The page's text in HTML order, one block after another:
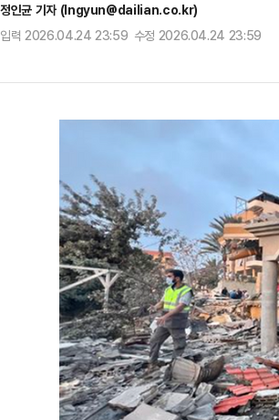
정인균 기자 (Ingyun@dailian.co.kr)
입력 2026.04.24 23:59 수정 2026.04.24 23:59